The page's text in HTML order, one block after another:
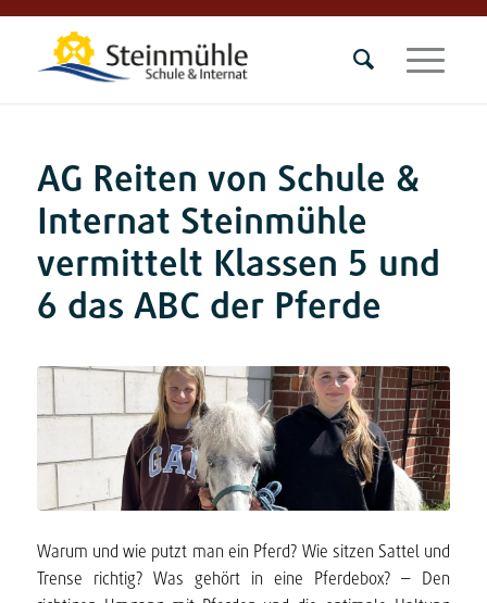
AG Reiten von Schule &
Internat Steinmühle
vermittelt Klassen 5 und
6 das ABC der Pferde
Warum und wie putzt man ein Pferd? Wie sitzen Sattel und
Trense richtig? Was gehört in eine Pferdebox? – Den